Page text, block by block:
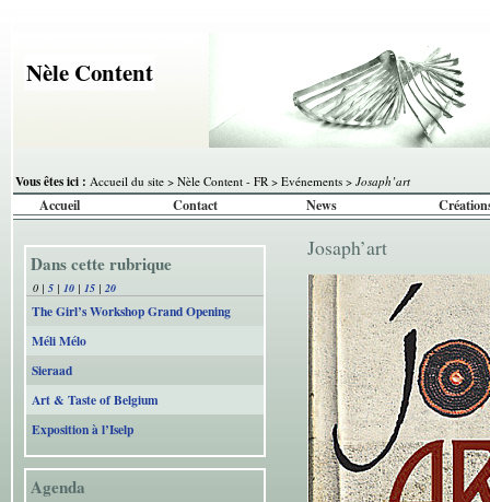
Nèle Content
Vous êtes ici : Accueil du site > Nèle Content - FR > Evénements > Josaph’art
Accueil Contact News
Dans cette rubrique
0 | 5 | 10 | 15 | 20
The Girl’s Workshop Grand Opening
Méli Mélo
Sieraad
Art & Taste of Belgium
Exposition à l’Iselp
Agenda
Josaph’art